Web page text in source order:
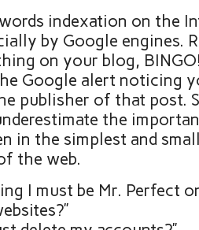
indexation on the
by Google engines.
on your blog,
Google alert noticing
publisher of that post.
the
in the simplest and
the web.
I must be Mr. Perfect